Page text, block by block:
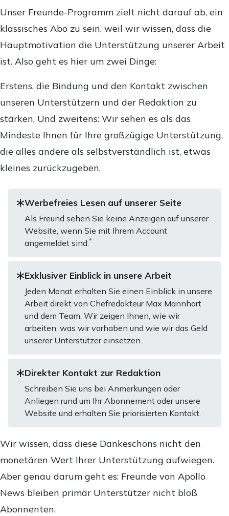
Unser Freunde-Programm zielt nicht darauf ab, ein
klassisches Abo zu sein, weil wir wissen, dass die
Hauptmotivation die Unterstützung unserer Arbeit
ist. Also geht es hier um zwei Dinge:
Erstens, die Bindung und den Kontakt zwischen
unseren Unterstützern und der Redaktion zu
stärken. Und zweitens: Wir sehen es als das
Mindeste Ihnen für Ihre großzügige Unterstützung,
die alles andere als selbstverständlich ist, etwas
kleines zurückzugeben.
Werbefreies Lesen auf unserer Seite
Als Freund sehen Sie keine Anzeigen auf unserer
Website, wenn Sie mit Ihrem Account
angemeldet sind.*
Exklusiver Einblick in unsere Arbeit
Jeden Monat erhalten Sie einen Einblick in unsere
Arbeit direkt von Chefredakteur Max Mannhart
und dem Team. Wir zeigen Ihnen, wie wir
arbeiten, was wir vorhaben und wie wir das Geld
unserer Unterstützer einsetzen.
Direkter Kontakt zur Redaktion
Schreiben Sie uns bei Anmerkungen oder
Anliegen rund um Ihr Abonnement oder unsere
Website und erhalten Sie priorisierten Kontakt.
Wir wissen, dass diese Dankeschöns nicht den
monetären Wert Ihrer Unterstützung aufwiegen.
Aber genau darum geht es: Freunde von Apollo
News bleiben primär Unterstützer nicht bloß
Abonnenten.